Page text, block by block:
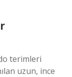
terimleri
uzun, ince